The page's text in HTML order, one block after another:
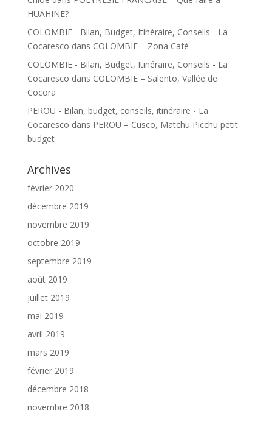
HUAHINE?
COLOMBIE - Bilan, Budget, Itinéraire, Conseils - La
Cocaresco dans COLOMBIE – Zona Café
COLOMBIE - Bilan, Budget, Itinéraire, Conseils - La
Cocaresco dans COLOMBIE – Salento, Vallée de
Cocora
PEROU - Bilan, budget, conseils, itinéraire - La
Cocaresco dans PEROU – Cusco, Matchu Picchu petit
budget
Archives
février 2020
décembre 2019
novembre 2019
octobre 2019
septembre 2019
août 2019
juillet 2019
mai 2019
avril 2019
mars 2019
février 2019
décembre 2018
novembre 2018